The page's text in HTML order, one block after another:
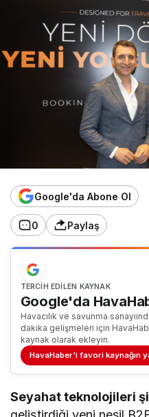
Google'da Abone Ol
0 Paylaş
TERCIH EDILEN KAYNAK
Google'da
Havacılık ve savunma
dakika gelişmeleri için
kaynak olarak ekleyin.
HavaHaber'i favori kaynağın
Seyahat teknolojileri